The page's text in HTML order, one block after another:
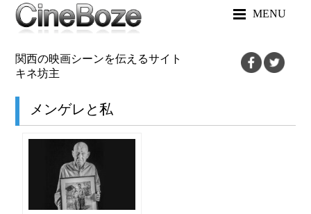
MENU
関西の映画シーンを伝えるサイト
キネ坊主
メンゲレと私